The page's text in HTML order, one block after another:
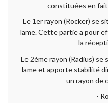
constituées en
Le 1er rayon (Rocker) se
lame. Cette partie a pour
la
Le 2ème rayon (Radius)
lame et apporte stabilité
un rayon de
-